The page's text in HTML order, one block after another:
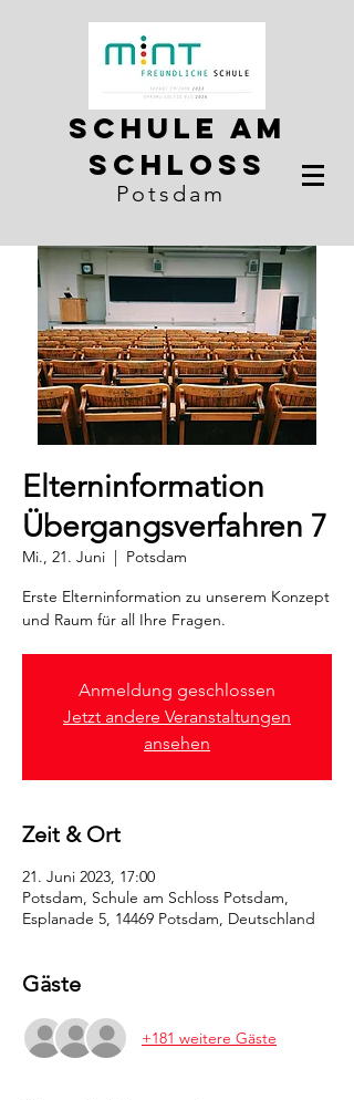
Schule am
Schloss
Potsdam
Elterninformation
Übergangsverfahren 7
Mi., 21. Juni
  |
Potsdam
Erste Elterninformation zu unserem Konzept
und Raum für all Ihre Fragen.
Anmeldung geschlossen
Jetzt andere Veranstaltungen
ansehen
Zeit & Ort
21. Juni 2023, 17:00
Potsdam, Schule am Schloss Potsdam,
Esplanade 5, 14469 Potsdam, Deutschland
Gäste
+181 weitere Gäste